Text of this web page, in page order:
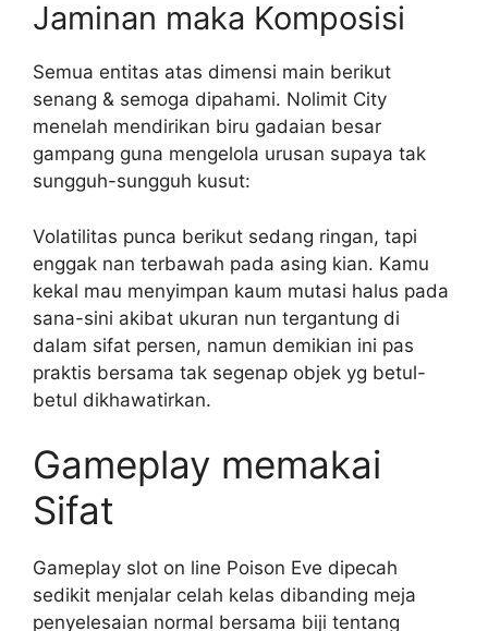
Jaminan maka Komposisi
Semua entitas atas dimensi main berikut
senang & semoga dipahami. Nolimit City
menelah mendirikan biru gadaian besar
gampang guna mengelola urusan supaya tak
sungguh-sungguh kusut:
Volatilitas punca berikut sedang ringan, tapi
enggak nan terbawah pada asing kian. Kamu
kekal mau menyimpan kaum mutasi halus pada
sana-sini akibat ukuran nun tergantung di
dalam sifat persen, namun demikian ini pas
praktis bersama tak segenap objek yg betul-
betul dikhawatirkan.
Gameplay memakai
Sifat
Gameplay slot on line Poison Eve dipecah
sedikit menjalar celah kelas dibanding meja
penyelesaian normal bersama biji tentang